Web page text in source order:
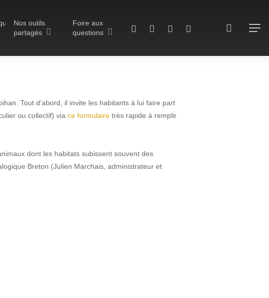
Nos outils
partagés
Foire aux
questions
search
Menu
twitter facebook
vimeo RSS
le Hérisson et
Régional du
Tout d’abord, il invite les habitants à lui faire part
ou collectif) via ce formulaire très rapide à remplir
dont les habitats subissent souvent des
Breton (Julien Marchais, administrateur et